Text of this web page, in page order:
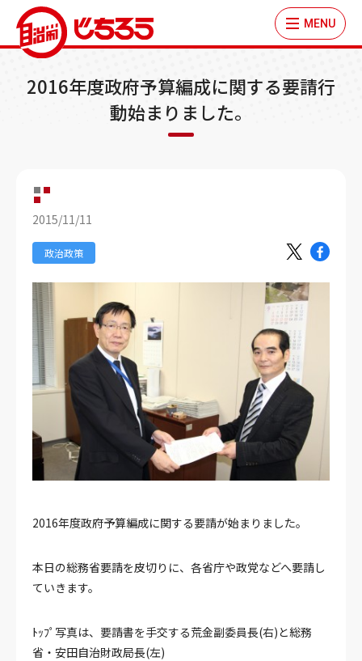
MENU
2016年度政府予算編成に関する要請行
動始まりました。
2015/11/11
政治政策
2016年度政府予算編成に関する要請が始まりました。
本日の総務省要請を皮切りに、各省庁や政党などへ要請し
ていきます。
ﾄｯﾌﾟ写真は、要請書を手交する荒金副委員長(右)と総務
省・安田自治財政局長(左)